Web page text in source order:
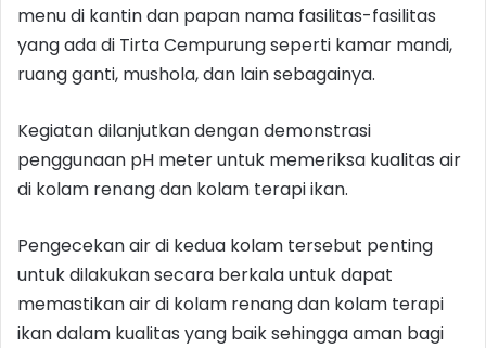
menu di kantin dan papan nama fasilitas-fasilitas
yang ada di Tirta Cempurung seperti kamar mandi,
ruang ganti, mushola, dan lain sebagainya.
Kegiatan dilanjutkan dengan demonstrasi
penggunaan pH meter untuk memeriksa kualitas air
di kolam renang dan kolam terapi ikan.
Pengecekan air di kedua kolam tersebut penting
untuk dilakukan secara berkala untuk dapat
memastikan air di kolam renang dan kolam terapi
ikan dalam kualitas yang baik sehingga aman bagi